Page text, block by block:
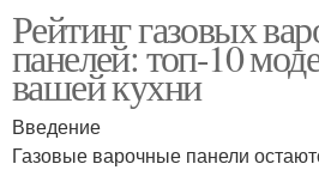
Рейтинг газовых
панелей: топ-10
вашей кухни
Введение
Газовые варочные панели